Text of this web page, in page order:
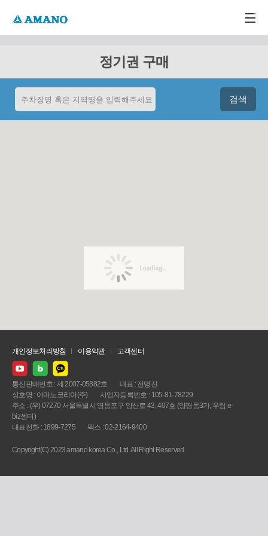
정기권 구매
개인정보처리방침 이용약관 고객센터
통신판매번호 : 제 2007-05882호
대표 : 전명진
상호명 : 아마노코리아(주)
사업자등록번호 : 105-81-78229
주소 : (우) 07270 서울특별시 영등포구 양산로 43, 407호 (양평동3가, 우림 e-
biz센터)
대표전화 : 1899-7275
팩스 : 02-2164-9400
Copyright(C) 2023 amano korea Co., Ltd. All Right Reserved